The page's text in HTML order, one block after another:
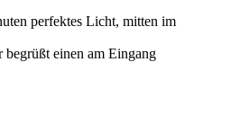
perfektes Licht, mitten im
einen am Eingang